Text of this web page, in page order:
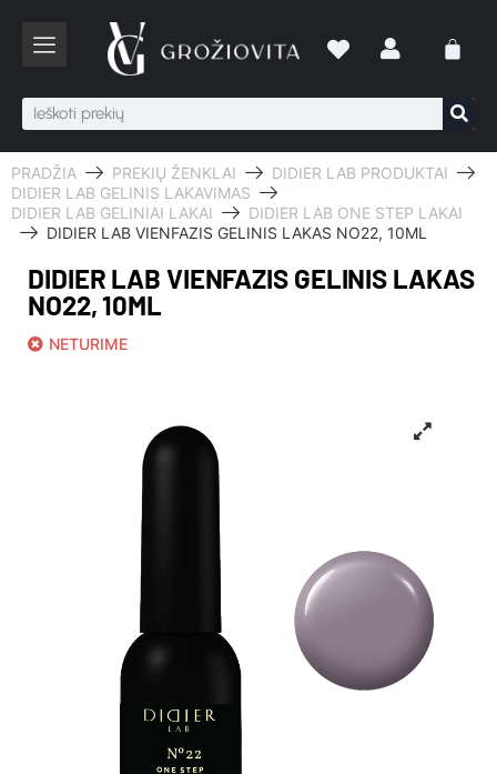
PRADŽIA PREKIŲ ŽENKLAI
DIDIER LAB PRODUKTAI
DIDIER LAB GELINIS LAKAVIMAS
DIDIER LAB GELINIAI LAKAI
DIDIER LAB ONE STEP LAKAI
DIDIER LAB VIENFAZIS GELINIS LAKAS NO22, 10ML
DIDIER LAB VIENFAZIS GELINIS LAKAS
NO22, 10ML
NETURIME